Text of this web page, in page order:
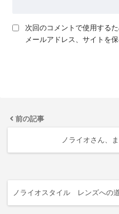
次回のコメントで使用する
メールアドレス、サイトを保
前の記事
ノライオさん、
ノライオスタイル レンズへの